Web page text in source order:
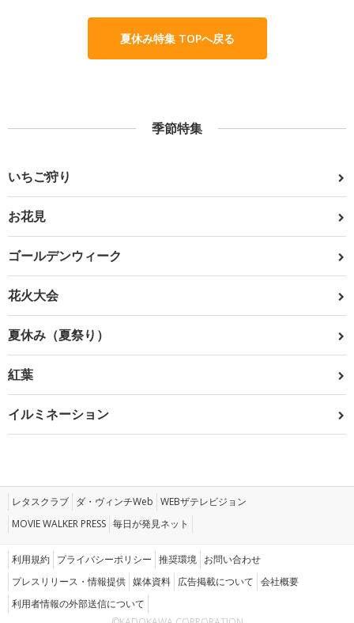
夏休み特集 TOPへ戻る
季節特集
いちご狩り
お花見
ゴールデンウィーク
花火大会
夏休み（夏祭り）
紅葉
イルミネーション
レタスクラブ ダ・ヴィンチWeb WEBザテレビジョン
MOVIE WALKER PRESS 毎日が発見ネット
利用規約 プライバシーポリシー 推奨環境 お問い合わせ
プレスリリース・情報提供 媒体資料 広告掲載について 会社概要
利用者情報の外部送信について